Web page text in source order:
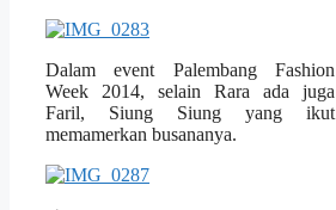
Dalam event Palembang Fashion
Week 2014, selain Rara ada juga
Faril, Siung Siung yang ikut
memamerkan busananya.